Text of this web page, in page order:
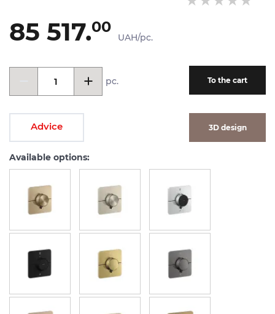
85 517.00
UAH/pc.
pc. To the cart
Advice 3D design
Available options: